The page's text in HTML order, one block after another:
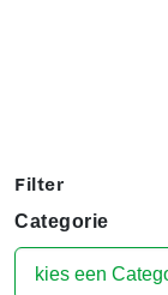
Filter
Categorie